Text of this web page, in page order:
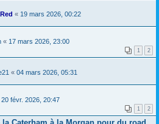
« 19 mars 2026, 00:22
« 17 mars 2026, 23:00
1 2
« 04 mars 2026, 05:31
20 févr. 2026, 20:47
1 2